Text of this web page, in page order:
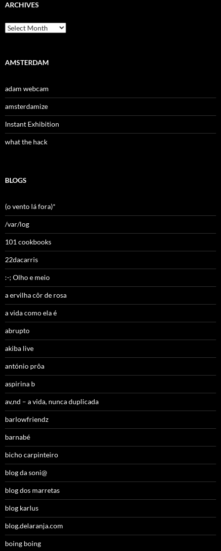
ARCHIVES
Archives
AMSTERDAM
adam webcam
amsterdamize
Instant Exhibition
what the hack
BLOGS
(o vento lá fora)*
/var/log
101 cookbooks
22dacarris
:-; Olho e meio
a ervilha côr de rosa
a vida como ela é
abrupto
akiba live
antónio prôa
aspirina b
av,nd – a vida, nunca duplicada
barlowfriendz
barnabé
bicho carpinteiro
blog da soni@
blog dos marretas
blog karlus
blog.delaranja.com
boing boing